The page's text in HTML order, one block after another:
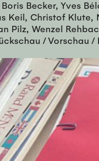
Becker, Yves
Keil, Christof Klute,
Pilz, Wenzel
/ Vorschau /